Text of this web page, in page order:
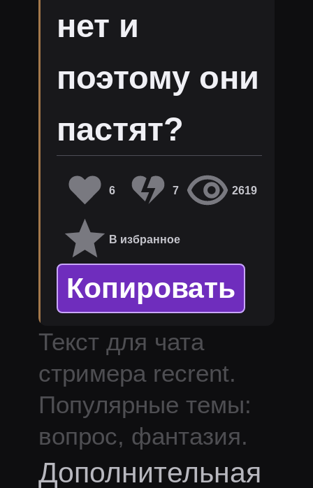
нет и
поэтому они
пастят?
6 7 2619
В избранное
Копировать
Текст для чата
стримера recrent.
Популярные темы:
вопрос, фантазия.
Дополнительная